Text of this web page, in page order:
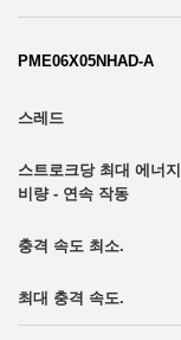
PME06X05NHAD-A